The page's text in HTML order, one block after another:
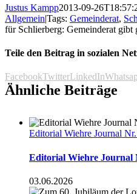
Justus Kampp2013-09-
Allgemein|Tags: Gemeinderat,
für Schlierberg: Gemeinderat gibt
Teile den Beitrag in sozialen
FacebookTwitterLinkedIn
Ähnliche Beiträge
Editorial Wiehre Journal
Editorial Wiehre Journal
03.06.2026